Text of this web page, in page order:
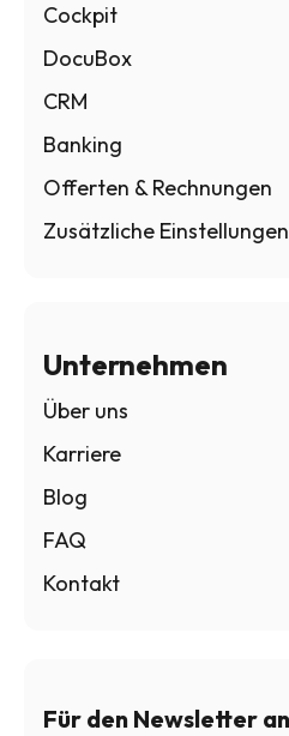
Cockpit
DocuBox
CRM
Banking
Offerten & Rechnungen
Zusätzliche Einstellungen
Unternehmen
Über uns
Karriere
Blog
FAQ
Kontakt
Für den Newsletter